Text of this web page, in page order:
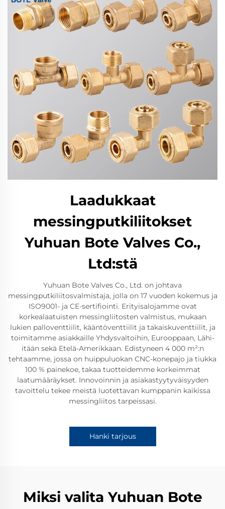
Laadukkaat
messingputkiliitokset
Yuhuan Bote Valves Co.,
Ltd:stä
Yuhuan Bote Valves Co., Ltd. on johtava
messingputkiliitosvalmistaja, jolla on 17 vuoden kokemus ja
ISO9001- ja CE-sertifiointi. Erityisalojamme ovat
korkealaatuisten messingliitosten valmistus, mukaan
lukien palloventtiilit, kääntöventtiilit ja takaiskuventtiilit, ja
toimitamme asiakkaille Yhdysvaltoihin, Eurooppaan, Lähi-
itään sekä Etelä-Amerikkaan. Edistyneen 4 000 m²:n
tehtaamme, jossa on huippuluokan CNC-konepajo ja tiukka
100 % painekoe, takaa tuotteidemme korkeimmat
laatumääräykset. Innovoinnin ja asiakastyytyväisyyden
tavoittelu tekee meistä luotettavan kumppanin kaikissa
messingliitos tarpeissasi.
Hanki tarjous
Miksi valita Yuhuan Bote